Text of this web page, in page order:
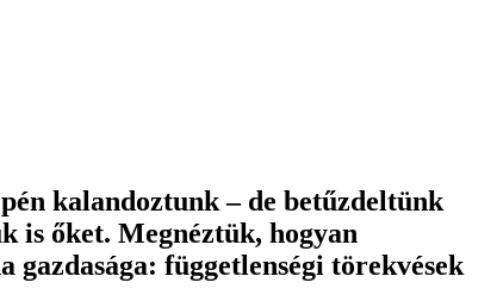
kalandoztunk – de betűzdeltünk
is őket. Megnéztük, hogyan
függetlenségi törekvések